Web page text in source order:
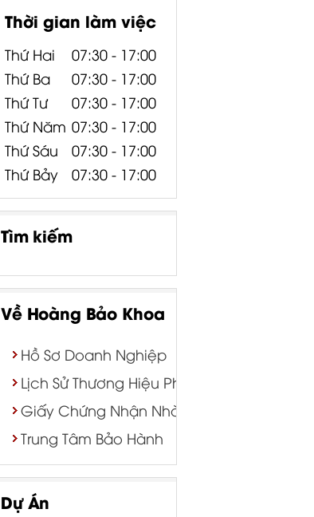
Thời gian làm việc
Thứ Hai
07:30 - 17:00
Thứ Ba
07:30 - 17:00
Thứ Tư
07:30 - 17:00
Thứ Năm 07:30 - 17:00
Thứ Sáu
07:30 - 17:00
Thứ Bảy
07:30 - 17:00
Tìm kiếm
Về Hoàng Bảo Khoa
Hồ Sơ Doanh Nghiệp
Lịch Sử Thương Hiệu Phân Phối
Giấy Chứng Nhận Nhà Phân Phối
Trung Tâm Bảo Hành
Dự Án